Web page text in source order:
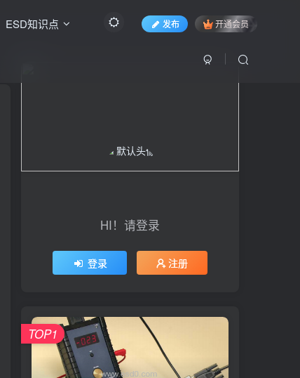
ESD知识点 发布 开通会员
HI！请登录
登录 注册
TOP1